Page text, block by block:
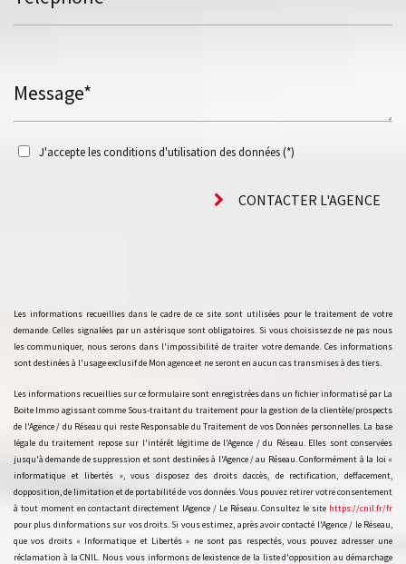
Message*
J'accepte les conditions d'utilisation des données (*)
CONTACTER L'AGENCE
Les informations recueillies dans le cadre de ce site sont utilisées pour le traitement de votre
demande. Celles signalées par un astérisque sont obligatoires. Si vous choisissez de ne pas nous
les communiquer, nous serons dans l'impossibilité de traiter votre demande. Ces informations
sont destinées à l'usage exclusif de Mon agence et ne seront en aucun cas transmises à des tiers.
Les informations recueillies sur ce formulaire sont enregistrées dans un fichier informatisé par La
Boite Immo agissant comme Sous-traitant du traitement pour la gestion de la clientèle/prospects
de l'Agence / du Réseau qui reste Responsable du Traitement de vos Données personnelles. La base
légale du traitement repose sur l'intérêt légitime de l'Agence / du Réseau. Elles sont conservées
jusqu'à demande de suppression et sont destinées à l'Agence / au Réseau. Conformément à la loi «
informatique et libertés », vous disposez des droits daccès, de rectification, deffacement,
dopposition, de limitation et de portabilité de vos données. Vous pouvez retirer votre consentement
à tout moment en contactant directement lAgence / Le Réseau. Consultez le site https://cnil.fr/fr
pour plus dinformations sur vos droits. Si vous estimez, après avoir contacté l'Agence / le Réseau,
que vos droits « Informatique et Libertés » ne sont pas respectés, vous pouvez adresser une
réclamation à la CNIL. Nous vous informons de lexistence de la liste d'opposition au démarchage